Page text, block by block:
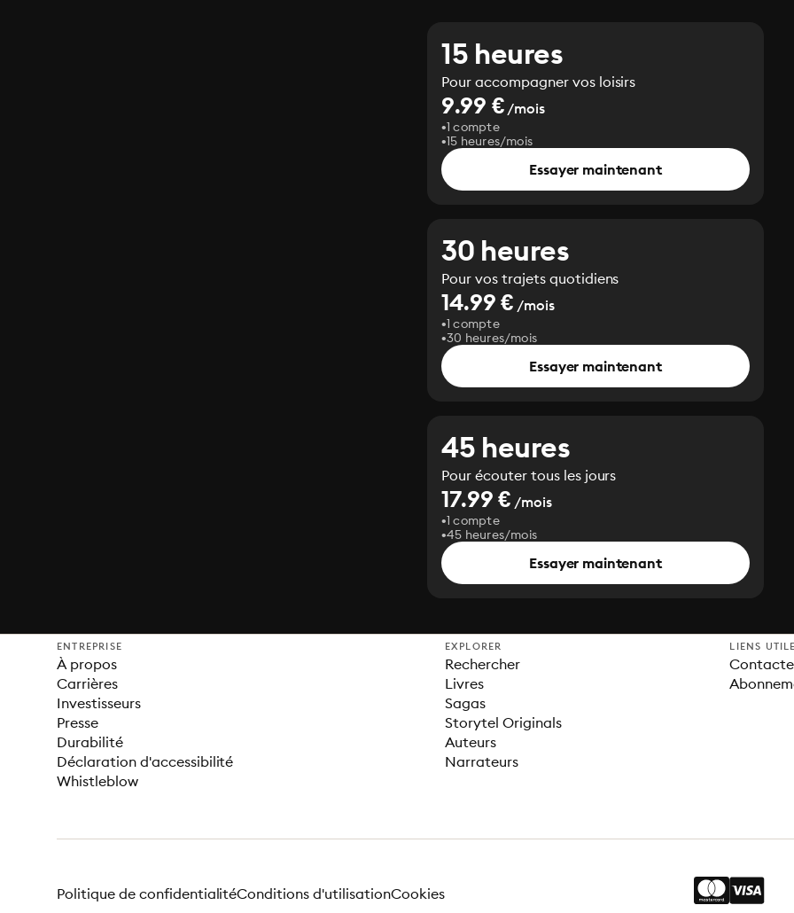
15 heures
Pour accompagner vos loisirs
9.99 €/mois
1 compte
15 heures/mois
Essayer maintenant
30 heures
Pour vos trajets quotidiens
14.99 € /mois
1 compte
30 heures/mois
Essayer maintenant
45 heures
Pour écouter tous les jours
17.99 € /mois
1 compte
45 heures/mois
Essayer maintenant
ENTREPRISE
À propos
Carrières
Investisseurs
Presse
Durabilité
Déclaration d'accessibilité
Whistleblow
EXPLORER
Rechercher
Livres
Sagas
Storytel Originals
Auteurs
Narrateurs
LIENS
Politique de confidentialitéConditions d'utilisationCookies